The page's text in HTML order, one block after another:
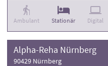
Ambulant Stationär Digital
Alpha-Reha Nürnberg
90429 Nürnberg